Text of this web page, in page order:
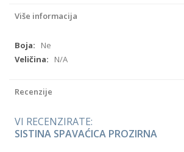
Više informacija
Više
informacija
Ne
N/A
Recenzije
VI RECENZIRATE:
SISTINA SPAVAĆICA PROZIRNA